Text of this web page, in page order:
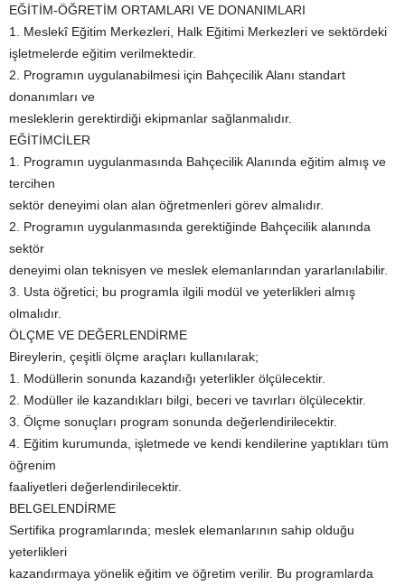
EĞİTİM-ÖĞRETİM ORTAMLARI VE DONANIMLARI
1. Meslekî Eğitim Merkezleri, Halk Eğitimi Merkezleri ve sektördeki
işletmelerde eğitim verilmektedir.
2. Programın uygulanabilmesi için Bahçecilik Alanı standart
donanımları ve
mesleklerin gerektirdiği ekipmanlar sağlanmalıdır.
EĞİTİMCİLER
1. Programın uygulanmasında Bahçecilik Alanında eğitim almış ve
tercihen
sektör deneyimi olan alan öğretmenleri görev almalıdır.
2. Programın uygulanmasında gerektiğinde Bahçecilik alanında
sektör
deneyimi olan teknisyen ve meslek elemanlarından yararlanılabilir.
3. Usta öğretici; bu programla ilgili modül ve yeterlikleri almış
olmalıdır.
ÖLÇME VE DEĞERLENDİRME
Bireylerin, çeşitli ölçme araçları kullanılarak;
1. Modüllerin sonunda kazandığı yeterlikler ölçülecektir.
2. Modüller ile kazandıkları bilgi, beceri ve tavırları ölçülecektir.
3. Ölçme sonuçları program sonunda değerlendirilecektir.
4. Eğitim kurumunda, işletmede ve kendi kendilerine yaptıkları tüm
öğrenim
faaliyetleri değerlendirilecektir.
BELGELENDİRME
Sertifika programlarında; meslek elemanlarının sahip olduğu
yeterlikleri
kazandırmaya yönelik eğitim ve öğretim verilir. Bu programlarda